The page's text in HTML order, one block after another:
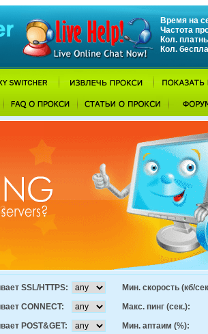
Время на
Частота
Кол.
Кол.
SSL/HTTPS:
Мин. скорость (кб/
CONNECT:
Макс. пинг (сек.):
POST&GET:
Мин. аптаим (%):